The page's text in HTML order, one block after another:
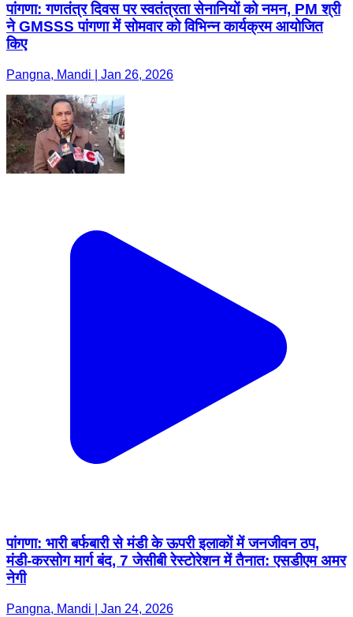
पांगणा: गणतंत्र दिवस पर स्वतंत्रता सेनानियों को नमन, PM श्री
ने GMSSS पांगणा में सोमवार को विभिन्न कार्यक्रम आयोजित
किए
Pangna, Mandi | Jan 26, 2026
पांगणा: भारी बर्फबारी से मंडी के ऊपरी इलाकों में जनजीवन ठप,
मंडी-करसोग मार्ग बंद, 7 जेसीबी रेस्टोरेशन में तैनात: एसडीएम अमर
नेगी
Pangna, Mandi | Jan 24, 2026